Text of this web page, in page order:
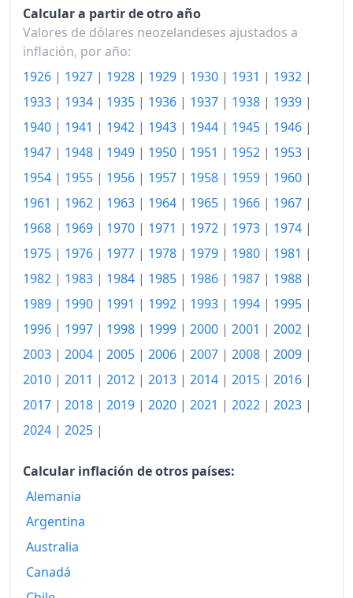
1937
91.89
1938
1939
98.91
1940
103.02
1941
106.85
1942
110.34
1943
113.03
114.99
1945
116.56
1946
117.46
1947
121.32
1949
132.97
1950
1951
156.04
1952
1953
1954
Calcular a partir de otro año
Valores de dólares neozelandeses ajustados a
inflación, por año:
1926 | 1927 | 1928 | 1929 | 1930 | 1931 | 1932 |
1933 | 1934 | 1935 | 1936 | 1937 | 1938 | 1939 |
1940 | 1941 | 1942 | 1943 | 1944 | 1945 | 1946 |
1947 | 1948 | 1949 | 1950 | 1951 | 1952 | 1953 |
1954 | 1955 | 1956 | 1957 | 1958 | 1959 | 1960 |
1961 | 1962 | 1963 | 1964 | 1965 | 1966 | 1967 |
1968 | 1969 | 1970 | 1971 | 1972 | 1973 | 1974 |
1975 | 1976 | 1977 | 1978 | 1979 | 1980 | 1981 |
1982 | 1983 | 1984 | 1985 | 1986 | 1987 | 1988 |
1989 | 1990 | 1991 | 1992 | 1993 | 1994 | 1995 |
1996 | 1997 | 1998 | 1999 | 2000 | 2001 | 2002 |
2003 | 2004 | 2005 | 2006 | 2007 | 2008 | 2009 |
2010 | 2011 | 2012 | 2013 | 2014 | 2015 | 2016 |
2017 | 2018 | 2019 | 2020 | 2021 | 2022 | 2023 |
2024 | 2025 |
Calcular inflación de otros países:
Alemania
Argentina
Australia
Canadá